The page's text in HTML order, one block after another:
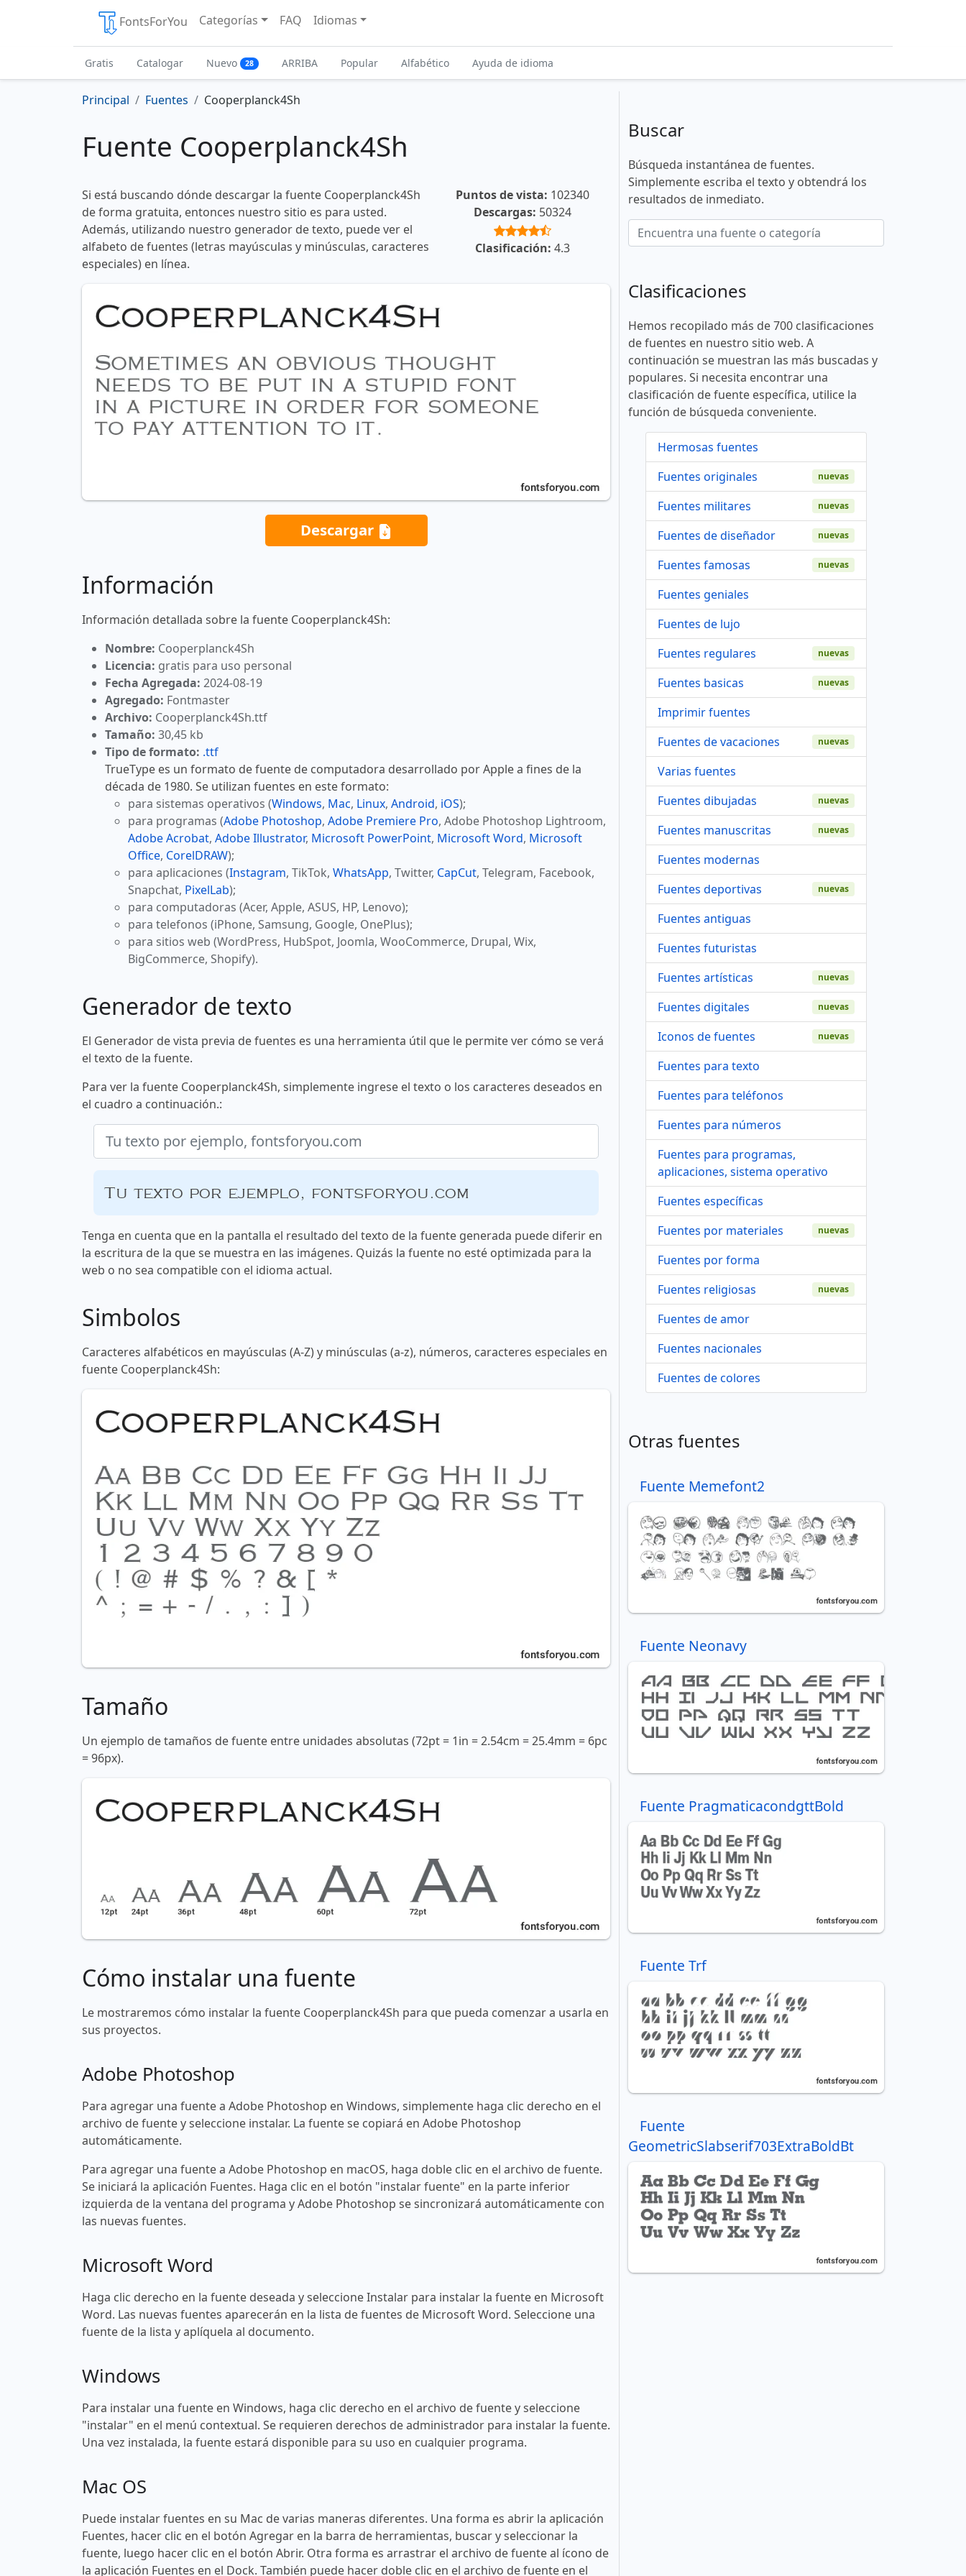
FontsForYou Categorías FAQ Idiomas
Gratis Catalogar Nuevo 28 ARRIBA Popular Alfabético Ayuda de idioma
Principal Fuentes Cooperplanck4Sh
Fuente Cooperplanck4Sh
Si está buscando dónde descargar la fuente Cooperplanck4Sh
de forma gratuita, entonces nuestro sitio es para usted.
Además, utilizando nuestro generador de texto, puede ver el
alfabeto de fuentes (letras mayúsculas y minúsculas, caracteres
especiales) en línea.
Puntos de vista: 102340
Descargas: 50324
Clasificación: 4.3
Descargar
Información
Información detallada sobre la fuente Cooperplanck4Sh:
Nombre: Cooperplanck4Sh
Licencia: gratis para uso personal
Fecha Agregada: 2024-08-19
Agregado: Fontmaster
Archivo: Cooperplanck4Sh.ttf
Tamaño: 30,45 kb
Tipo de formato: .ttf
TrueType es un formato de fuente de computadora desarrollado por Apple a fines de la
década de 1980. Se utilizan fuentes en este formato:
para sistemas operativos (Windows, Mac, Linux, Android, iOS);
para programas (Adobe Photoshop, Adobe Premiere Pro, Adobe Photoshop Lightroom,
Adobe Acrobat, Adobe Illustrator, Microsoft PowerPoint, Microsoft Word, Microsoft
Office, CorelDRAW);
para aplicaciones (Instagram, TikTok, WhatsApp, Twitter, CapCut, Telegram, Facebook,
Snapchat, PixelLab);
para computadoras (Acer, Apple, ASUS, HP, Lenovo);
para telefonos (iPhone, Samsung, Google, OnePlus);
para sitios web (WordPress, HubSpot, Joomla, WooCommerce, Drupal, Wix,
BigCommerce, Shopify).
Generador de texto
El Generador de vista previa de fuentes es una herramienta útil que le permite ver cómo se verá
el texto de la fuente.
Para ver la fuente Cooperplanck4Sh, simplemente ingrese el texto o los caracteres deseados en
el cuadro a continuación.:
Tu texto por ejemplo, fontsforyou.com
Tenga en cuenta que en la pantalla el resultado del texto de la fuente generada puede diferir en
la escritura de la que se muestra en las imágenes. Quizás la fuente no esté optimizada para la
web o no sea compatible con el idioma actual.
Simbolos
Caracteres alfabéticos en mayúsculas (A-Z) y minúsculas (a-z), números, caracteres especiales en
fuente Cooperplanck4Sh:
Tamaño
Un ejemplo de tamaños de fuente entre unidades absolutas (72pt = 1in = 2.54cm = 25.4mm = 6pc
= 96px).
Cómo instalar una fuente
Le mostraremos cómo instalar la fuente Cooperplanck4Sh para que pueda comenzar a usarla en
sus proyectos.
Adobe Photoshop
Para agregar una fuente a Adobe Photoshop en Windows, simplemente haga clic derecho en el
archivo de fuente y seleccione instalar. La fuente se copiará en Adobe Photoshop
automáticamente.
Para agregar una fuente a Adobe Photoshop en macOS, haga doble clic en el archivo de fuente.
Se iniciará la aplicación Fuentes. Haga clic en el botón "instalar fuente" en la parte inferior
izquierda de la ventana del programa y Adobe Photoshop se sincronizará automáticamente con
las nuevas fuentes.
Microsoft Word
Haga clic derecho en la fuente deseada y seleccione Instalar para instalar la fuente en Microsoft
Word. Las nuevas fuentes aparecerán en la lista de fuentes de Microsoft Word. Seleccione una
fuente de la lista y aplíquela al documento.
Windows
Para instalar una fuente en Windows, haga clic derecho en el archivo de fuente y seleccione
"instalar" en el menú contextual. Se requieren derechos de administrador para instalar la fuente.
Una vez instalada, la fuente estará disponible para su uso en cualquier programa.
Mac OS
Puede instalar fuentes en su Mac de varias maneras diferentes. Una forma es abrir la aplicación
Fuentes, hacer clic en el botón Agregar en la barra de herramientas, buscar y seleccionar la
fuente, luego hacer clic en el botón Abrir. Otra forma es arrastrar el archivo de fuente al ícono de
la aplicación Fuentes en el Dock. También puede hacer doble clic en el archivo de fuente en el
Buscar
Búsqueda instantánea de fuentes.
Simplemente escriba el texto y obtendrá los
resultados de inmediato.
Clasificaciones
Hemos recopilado más de 700 clasificaciones
de fuentes en nuestro sitio web. A
continuación se muestran las más buscadas y
populares. Si necesita encontrar una
clasificación de fuente específica, utilice la
función de búsqueda conveniente.
Hermosas fuentes
Fuentes originales
nuevas
Fuentes militares nuevas
Fuentes de diseñador nuevas
Fuentes famosas nuevas
Fuentes geniales
Fuentes de lujo
Fuentes regulares
nuevas
Fuentes basicas nuevas
Imprimir fuentes
Fuentes de vacaciones
nuevas
Varias fuentes
Fuentes dibujadas
nuevas
Fuentes manuscritas nuevas
Fuentes modernas
Fuentes deportivas
nuevas
Fuentes antiguas
Fuentes futuristas
Fuentes artísticas
nuevas
Fuentes digitales nuevas
Iconos de fuentes nuevas
Fuentes para texto
Fuentes para teléfonos
Fuentes para números
Fuentes para programas,
aplicaciones, sistema operativo
Fuentes específicas
Fuentes por materiales
nuevas
Fuentes por forma
Fuentes religiosas
nuevas
Fuentes de amor
Fuentes nacionales
Fuentes de colores
Otras fuentes
Fuente Memefont2
Fuente Neonavy
Fuente PragmaticacondgttBold
Fuente Trf
Fuente
GeometricSlabserif703ExtraBoldBt